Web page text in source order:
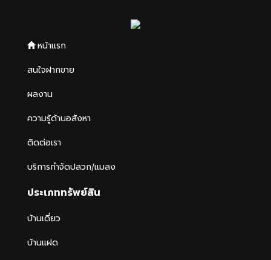
หน้าแรก
สนใจฝากขาย
ผลงาน
ความรู้ด้านอสังหา
ติดต่อเรา
บริการกำจัดปลวก/แมลง
ประเภททรัพย์สิน
บ้านเดี่ยว
บ้านแฝด